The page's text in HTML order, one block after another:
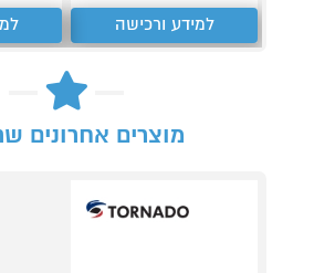
למידע ורכישה
מוצרים אחרונים